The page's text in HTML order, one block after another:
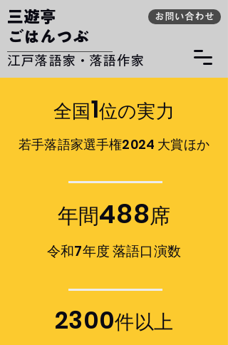
​三遊亭
ごはんつぶ
​江戸落語家・落語作家
お問い合わせ
全国1位の実力
​若手落語家選手権2024 大賞ほか
年間488席
​令和7年度 落語口演数
2300件以上